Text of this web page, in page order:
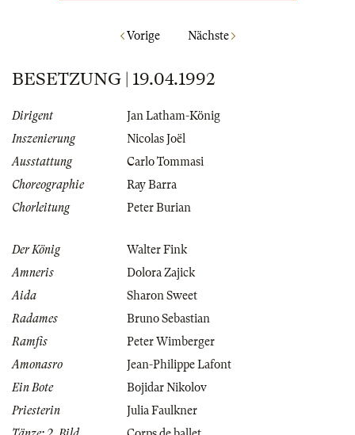
Vorige Nächste
BESETZUNG | 19.04.1992
Dirigent
Jan Latham-König
Inszenierung
Nicolas Joël
Ausstattung
Carlo Tommasi
Choreographie
Ray Barra
Chorleitung
Peter Burian
Der König
Walter Fink
Amneris
Dolora Zajick
Aida
Sharon Sweet
Radames
Bruno Sebastian
Ramfis
Peter Wimberger
Amonasro
Jean-Philippe Lafont
Ein Bote
Bojidar Nikolov
Priesterin
Julia Faulkner